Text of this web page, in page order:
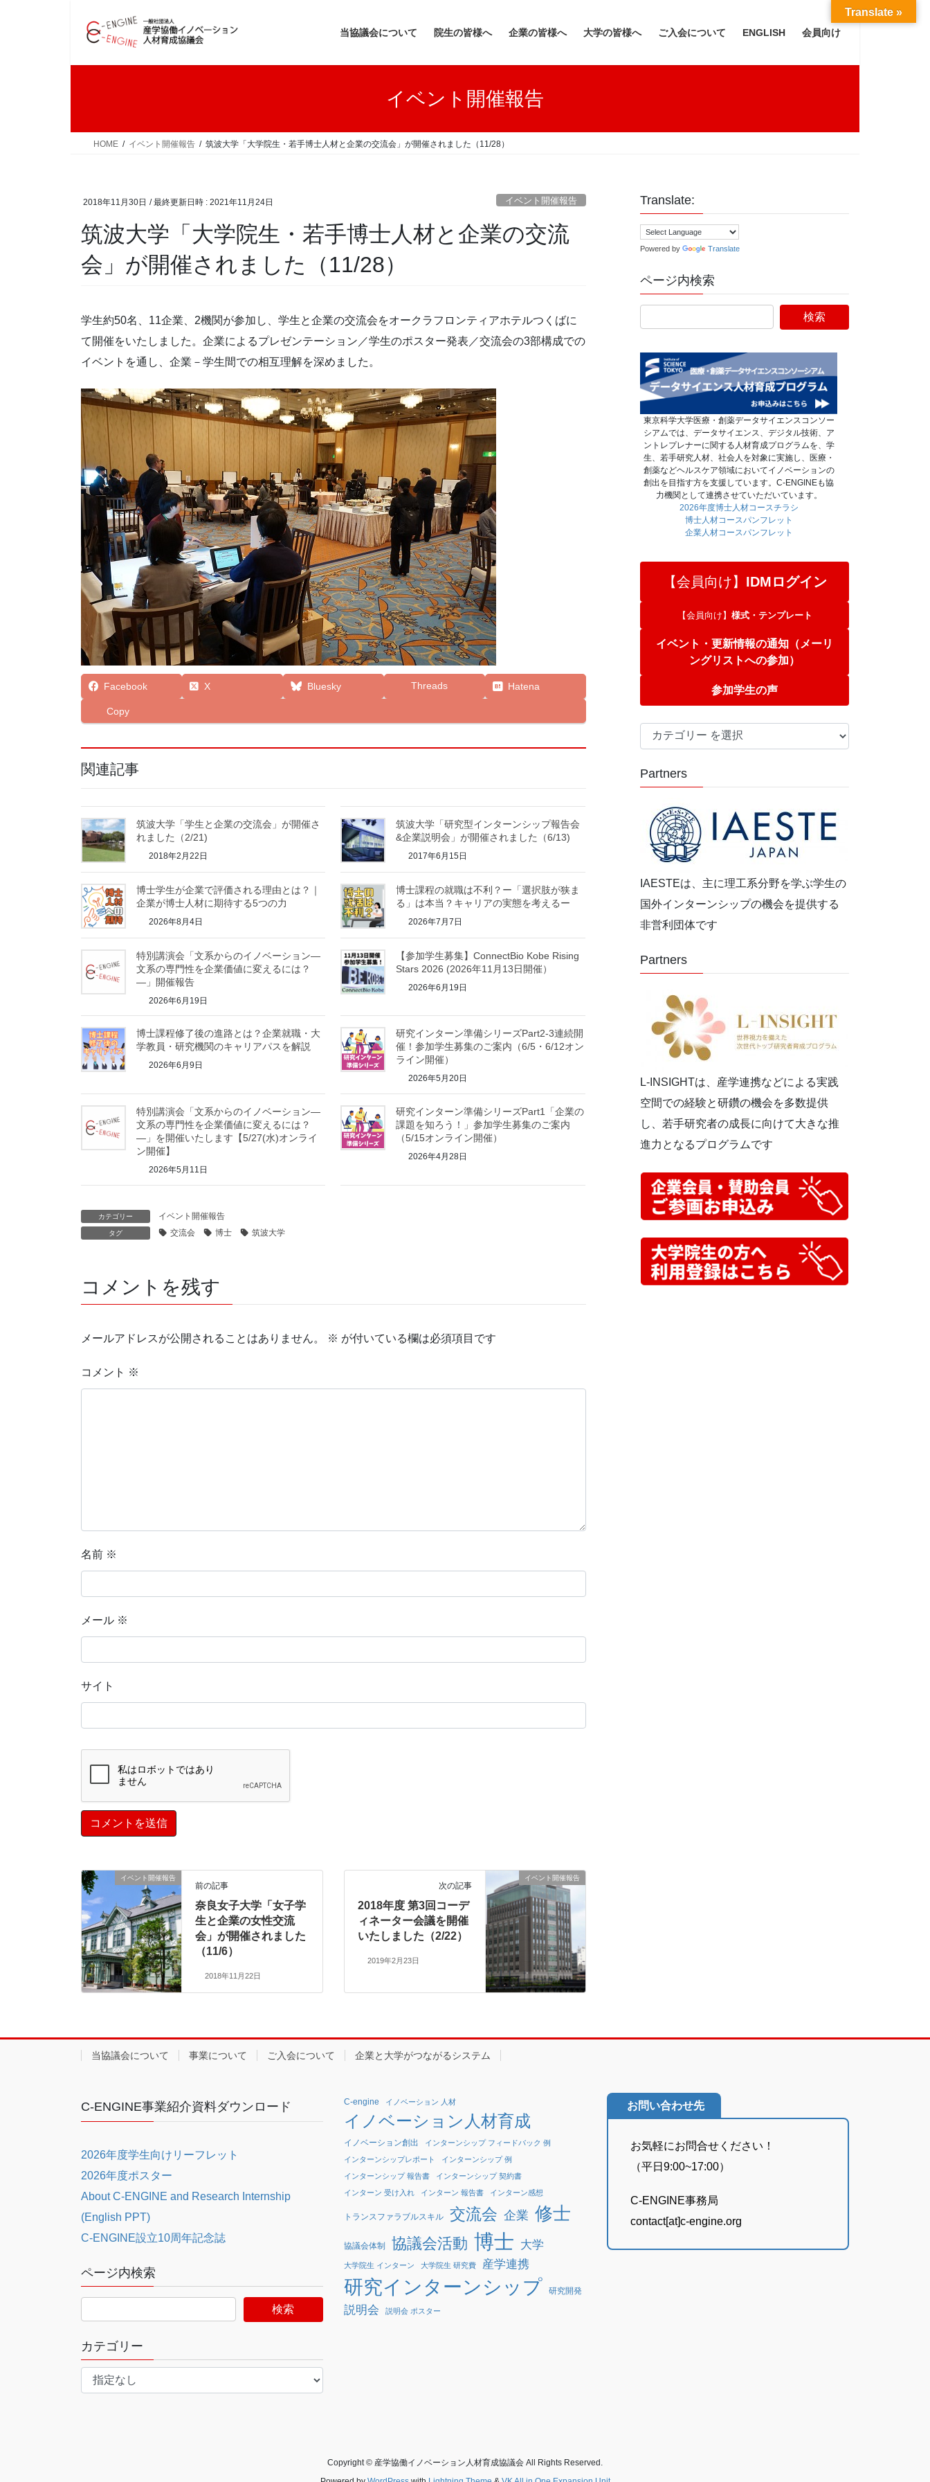
当協議会について 院生の皆様へ 企業の皆様へ 大学の皆様へ ご入会について ENGLISH 会員向け
イベント開催報告
HOME イベント開催報告 筑波大学「大学院生・若手博士人材と企業の交流会」が開催されました（11/28）
2018年11月30日 / 最終更新日時 : 2021年11月24日 イベント開催報告
筑波大学「大学院生・若手博士人材と企業の交流
会」が開催されました（11/28）
学生約50名、11企業、2機関が参加し、学生と企業の交流会をオークラフロンティアホテルつくばに
て開催をいたしました。企業によるプレゼンテーション／学生のポスター発表／交流会の3部構成での
イベントを通し、企業－学生間での相互理解を深めました。
Facebook X Bluesky Threads Hatena
Copy
関連記事
筑波大学「学生と企業の交流会」が開催さ
れました（2/21)
2018年2月22日
筑波大学「研究型インターンシップ報告会
&企業説明会」が開催されました（6/13)
2017年6月15日
博士学生が企業で評価される理由とは？｜
企業が博士人材に期待する5つの力
2026年8月4日
博士課程の就職は不利？ー「選択肢が狭ま
る」は本当？キャリアの実態を考えるー
2026年7月7日
特別講演会「文系からのイノベーション―
文系の専門性を企業価値に変えるには？
―」開催報告
2026年6月19日
【参加学生募集】ConnectBio Kobe Rising
Stars 2026 (2026年11月13日開催）
2026年6月19日
博士課程修了後の進路とは？企業就職・大
学教員・研究機関のキャリアパスを解説
2026年6月9日
研究インターン準備シリーズPart2-3連続開
催！参加学生募集のご案内（6/5・6/12オン
ライン開催）
2026年5月20日
特別講演会「文系からのイノベーション―
文系の専門性を企業価値に変えるには？
―」を開催いたします【5/27(水)オンライ
ン開催】
2026年5月11日
研究インターン準備シリーズPart1「企業の
課題を知ろう！」参加学生募集のご案内
（5/15オンライン開催）
2026年4月28日
カテゴリー イベント開催報告
タグ 交流会 博士 筑波大学
コメントを残す
メールアドレスが公開されることはありません。 ※ が付いている欄は必須項目です
コメント ※
名前 ※
メール ※
サイト
イベント開催報告
前の記事
奈良女子大学「女子学
生と企業の女性交流
会」が開催されました
（11/6）
2018年11月22日
イベント開催報告
次の記事
2018年度 第3回コーデ
ィネーター会議を開催
いたしました（2/22）
2019年2月23日
Translate:
Powered by Translate
ページ内検索
東京科学大学医療・創薬データサイエンスコンソー
シアムでは、データサイエンス、デジタル技術、ア
ントレプレナーに関する人材育成プログラムを、学
生、若手研究人材、社会人を対象に実施し、医療・
創薬などヘルスケア領域においてイノベーションの
創出を目指す方を支援しています。C-ENGINEも協
力機関として連携させていただいています。
2026年度博士人材コースチラシ
博士人材コースパンフレット
企業人材コースパンフレット
【会員向け】 IDMログイン
【会員向け】 様式・テンプレート
イベント・更新情報の通知（メーリ
ングリストへの参加）
参加学生の声
テ
リ
Partners
IAESTEは、主に理工系分野を学ぶ学生の
国外インターンシップの機会を提供する
非営利団体です
Partners
L-INSIGHTは、産学連携などによる実践
空間での経験と研鑽の機会を多数提供
し、若手研究者の成長に向けて大きな推
進力となるプログラムです
当協議会について 事業について ご入会について 企業と大学がつながるシステム
C-ENGINE事業紹介資料ダウンロード
2026年度学生向けリーフレット
2026年度ポスター
About C-ENGINE and Research Internship
(English PPT)
C-ENGINE設立10周年記念誌
ページ内検索
カテゴリー
C-engine イノベーション 人材
イノベーション人材育成
イノベーション創出
インターンシップ フィードバック 例
インターンシップレポート
インターンシップ 例
インターンシップ 報告書
インターンシップ 契約書
インターン 受け入れ
インターン 報告書 インターン感想
トランスファラブルスキル 交流会 企業 修士
協議会体制 協議会活動 博士 大学
大学院生 インターン 大学院生 研究費 産学連携
研究インターンシップ 研究開発
説明会 説明会 ポスター
お問い合わせ先
お気軽にお問合せください！
（平日9:00~17:00）
C-ENGINE事務局
contact[at]c-engine.org
Copyright © 産学協働イノベーション人材育成協議会 All Rights Reserved.
Translate »